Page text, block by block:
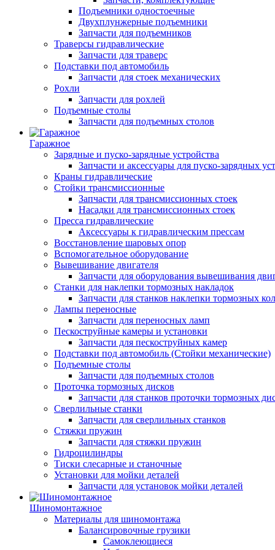
Подъемники одностоечные
Двухплунжерные подъемники
Запчасти для подъемников
Траверсы гидравлические
Запчасти для траверс
Подставки под автомобиль
Запчасти для стоек механических
Рохли
Запчасти для рохлей
Подъемные столы
Запчасти для подъемных столов
Гаражное
Зарядные и пуско-зарядные устройства
Запчасти и аксессуары для пуско-зарядных
Краны гидравлические
Стойки трансмиссионные
Запчасти для трансмиссионных стоек
Насадки для трансмиссионных стоек
Пресса гидравлические
Аксессуары к гидравлическим прессам
Восстановление шаровых опор
Вспомогательное оборудование
Вывешивание двигателя
Запчасти для оборудования вывешивания
Станки для наклепки тормозных накладок
Запчасти для станков наклепки тормозных
Лампы переносные
Запчасти для переносных ламп
Пескоструйные камеры и установки
Запчасти для пескоструйных камер
Подставки под автомобиль (Стойки механические)
Подъемные столы
Запчасти для подъемных столов
Проточка тормозных дисков
Запчасти для станков проточки тормозных
Сверлильные станки
Запчасти для сверлильных станков
Стяжки пружин
Запчасти для стяжки пружин
Гидроцилиндры
Тиски слесарные и станочные
Установки для мойки деталей
Запчасти для установок мойки деталей
Шиномонтажное
Материалы для шиномонтажа
Балансировочные грузики
Самоклеющиеся